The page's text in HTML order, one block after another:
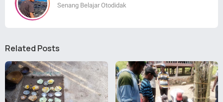
Senang Belajar Otodidak
Related Posts